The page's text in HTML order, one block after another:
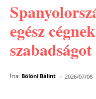
egész
Írta: Bölöni Bálint - 2026/07/08